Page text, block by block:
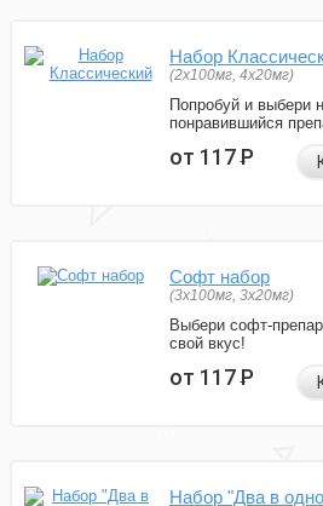
Набор
(2x100мг, 4x20мг)
Попробуй и выбери
понравившийся
от 117Р
Софт набор
(3x100мг, 3x20мг)
Выбери софт-
свой вкус!
от 117Р
Набор "Два в